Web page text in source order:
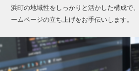
浜町の地域性をしっかりと活かした構成で
ームページの立ち上げをお手伝いします。